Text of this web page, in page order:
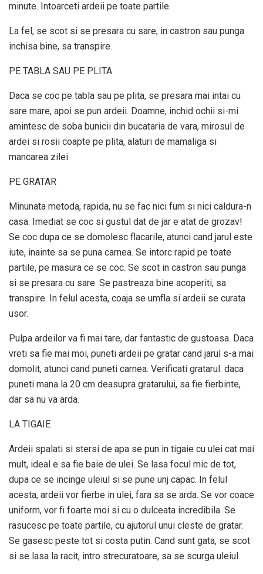
minute. Intoarceti ardeii pe toate partile.
La fel, se scot si se presara cu sare, in castron sau punga
inchisa bine, sa transpire.
PE TABLA SAU PE PLITA
Daca se coc pe tabla sau pe plita, se presara mai intai cu
sare mare, apoi se pun ardeii. Doamne, inchid ochii si-mi
amintesc de soba bunicii din bucataria de vara, mirosul de
ardei si rosii coapte pe plita, alaturi de mamaliga si
mancarea zilei.
PE GRATAR
Minunata metoda, rapida, nu se fac nici fum si nici caldura-n
casa. Imediat se coc si gustul dat de jar e atat de grozav!
Se coc dupa ce se domolesc flacarile, atunci cand jarul este
iute, inainte sa se puna carnea. Se intorc rapid pe toate
partile, pe masura ce se coc. Se scot in castron sau punga
si se presara cu sare. Se pastreaza bine acoperiti, sa
transpire. In felul acesta, coaja se umfla si ardeii se curata
usor.
Pulpa ardeilor va fi mai tare, dar fantastic de gustoasa. Daca
vreti sa fie mai moi, puneti ardeii pe gratar cand jarul s-a mai
domolit, atunci cand puneti carnea. Verificati gratarul: daca
puneti mana la 20 cm deasupra gratarului, sa fie fierbinte,
dar sa nu va arda.
LA TIGAIE
Ardeii spalati si stersi de apa se pun in tigaie cu ulei cat mai
mult, ideal e sa fie baie de ulei. Se lasa focul mic de tot,
dupa ce se incinge uleiul si se pune unj capac. In felul
acesta, ardeii vor fierbe in ulei, fara sa se arda. Se vor coace
uniform, vor fi foarte moi si cu o dulceata incredibila. Se
rasucesc pe toate partile, cu ajutorul unui cleste de gratar.
Se gasesc peste tot si costa putin. Cand sunt gata, se scot
si se lasa la racit, intro strecuratoare, sa se scurga uleiul.